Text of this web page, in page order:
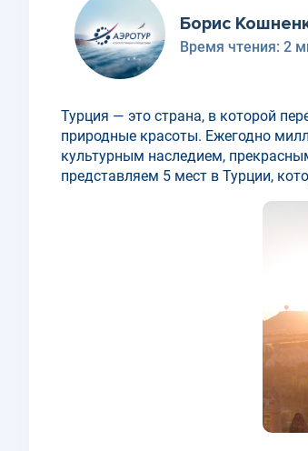
Борис
Время чтения: 2
Турция — это страна, в которой
природные красоты. Ежегодно
культурным наследием,
представляем 5 мест в Турции,